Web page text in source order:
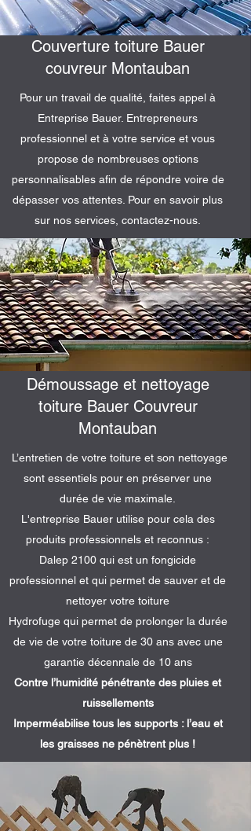
Couverture toiture Bauer
couvreur Montauban
Pour un travail de qualité, faites appel à
Entreprise Bauer. Entrepreneurs
professionnel et à votre service et vous
propose de nombreuses options
personnalisables afin de répondre voire de
dépasser vos attentes. Pour en savoir plus
sur nos services, contactez-nous.
Démoussage et nettoyage
toiture Bauer Couvreur
Montauban
L’entretien de votre toiture et son nettoyage
sont essentiels pour en préserver une
durée de vie maximale.
L'entreprise Bauer utilise pour cela des
produits professionnels et reconnus :
Dalep 2100 qui est un fongicide
professionnel et qui permet de sauver et de
nettoyer votre toiture
Hydrofuge qui permet de prolonger la durée
de vie de votre toiture de 30 ans avec une
garantie décennale de 10 ans
Contre l’humidité pénétrante des pluies et
ruissellements
Imperméabilise tous les supports : l’eau et
les graisses ne pénètrent plus !